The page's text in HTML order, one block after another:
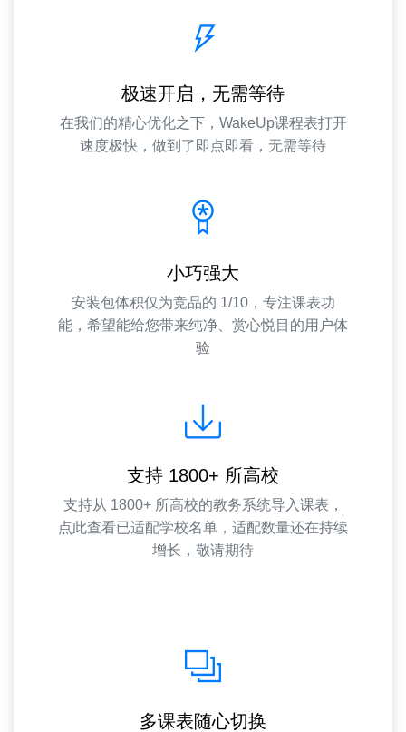
极速开启，无需等待
在我们的精心优化之下，WakeUp课程表打开
速度极快，做到了即点即看，无需等待
小巧强大
安装包体积仅为竞品的 1/10，专注课表功
能，希望能给您带来纯净、赏心悦目的用户体
验
支持 1800+ 所高校
支持从 1800+ 所高校的教务系统导入课表，
点此查看已适配学校名单 ，适配数量还在持续
增长，敬请期待
多课表随心切换